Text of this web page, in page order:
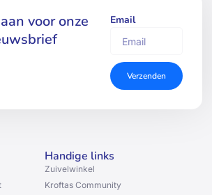
voor onze
Email
Verzenden
Handige links
Zuivelwinkel
Kroftas Community